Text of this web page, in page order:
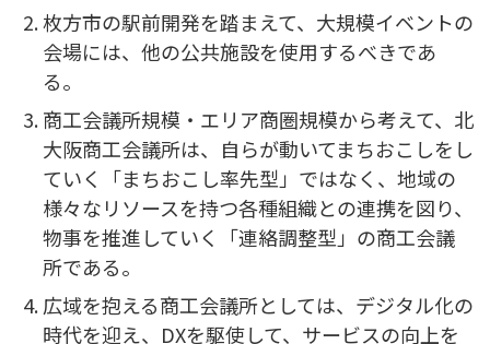
枚方市の駅前開発を踏まえて、大規模イベントの
会場には、他の公共施設を使用するべきであ
る。
商工会議所規模・エリア商圏規模から考えて、北
大阪商工会議所は、自らが動いてまちおこしをし
ていく「まちおこし率先型」ではなく、地域の
様々なリソースを持つ各種組織との連携を図り、
物事を推進していく「連絡調整型」の商工会議
所である。
広域を抱える商工会議所としては、デジタル化の
時代を迎え、DXを駆使して、サービスの向上を